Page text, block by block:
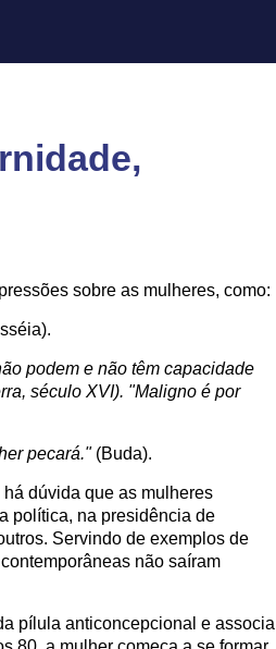
sobre as mulheres, como:
podem e não têm capacidade
século XVI). "Maligno é por
pecará."(Buda).
dúvida que as mulheres
política, na presidência de
Servindo de exemplos de
não saíram
pílula anticoncepcional e associa